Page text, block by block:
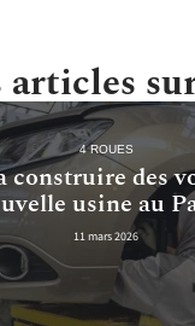
4 ROUES
construire des
usine au
11 mars 2026